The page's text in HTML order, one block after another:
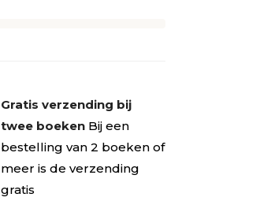
Gratis verzending bij
twee boeken Bij een
bestelling van 2 boeken of
meer is de verzending
gratis